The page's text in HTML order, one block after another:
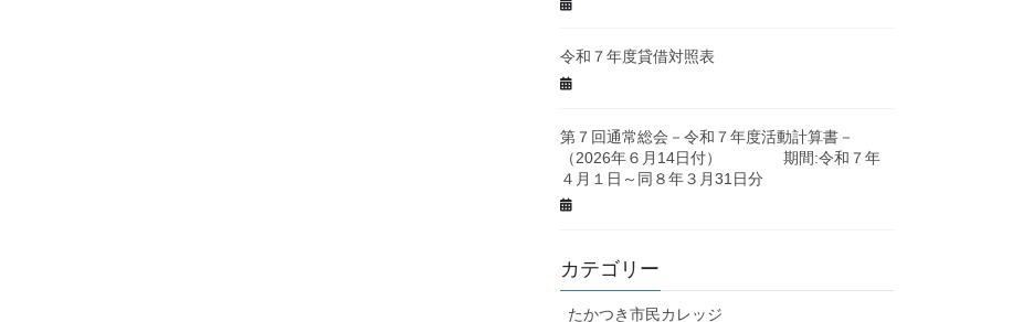
令和７年度貸借対照表
第７回通常総会－令和７年度活動計算書－
（2026年６月14日付） 期間:令和７年
４月１日～同８年３月31日分
カテゴリー
たかつき市民カレッジ